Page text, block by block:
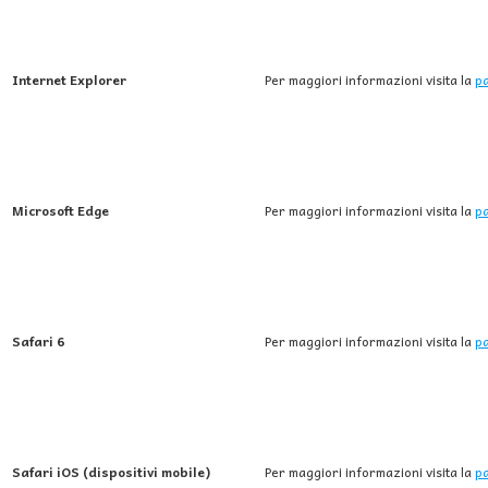
Internet Explorer Per maggiori informazioni visita la
Microsoft Edge Per maggiori informazioni visita la
Safari 6 Per maggiori informazioni visita la
Safari iOS (dispositivi mobile) Per maggiori informazioni visita la